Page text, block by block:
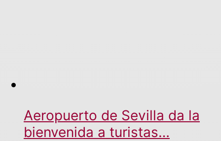
Aeropuerto de Sevilla da la
bienvenida a turistas…